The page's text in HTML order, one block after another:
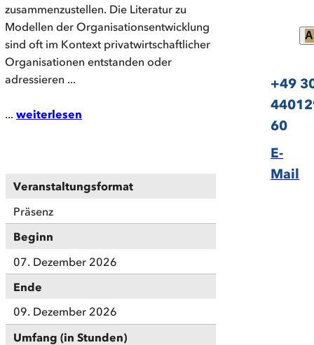
zusammenzustellen. Die Literatur zu
Modellen der Organisationsentwicklung
sind oft im Kontext privatwirtschaftlicher
Organisationen entstanden oder
adressieren ...
...weiterlesen
Veranstaltungsformat
Präsenz
Beginn
07. Dezember 2026
Ende
09. Dezember 2026
Umfang (in Stunden)
+49
60
E-
Mail